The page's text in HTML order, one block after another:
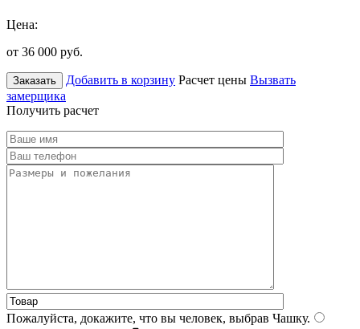
Цена:
от 36 000 руб.
Заказать Добавить в корзину Расчет цены Вызвать
замерщика
Получить расчет
Пожалуйста, докажите, что вы человек, выбрав Чашку.